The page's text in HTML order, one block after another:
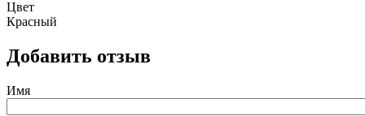
Цвет
Красный
Добавить отзыв
Имя